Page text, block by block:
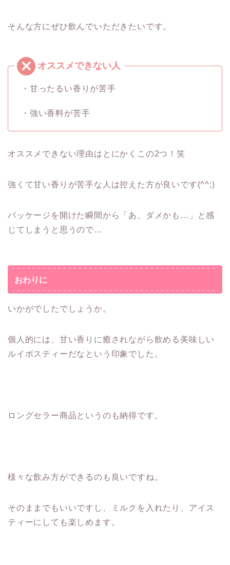
そんな方にぜひ飲んでいただきたいです。
・甘ったるい香りが苦手
・強い香料が苦手
オススメできない理由はとにかくこの2つ！笑
強くて甘い香りが苦手な人は控えた方が良いです(^^;)
パッケージを開けた瞬間から「あ、ダメかも…」と感
じてしまうと思うので…
おわりに
いかがでしたでしょうか。
個人的には、甘い香りに癒されながら飲める美味しい
ルイボスティーだなという印象でした。
ロングセラー商品というのも納得です。
様々な飲み方ができるのも良いですね。
そのままでもいいですし、ミルクを入れたり、アイス
ティーにしても楽しめます。